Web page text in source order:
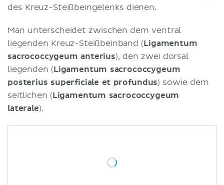
des Kreuz-Steißbeingelenks dienen.
Man unterscheidet zwischen dem ventral
liegenden Kreuz-Steißbeinband (Ligamentum
sacrococcygeum anterius), den zwei dorsal
liegenden (Ligamentum sacrococcygeum
posterius superficiale et profundus) sowie dem
seitlichen (Ligamentum sacrococcygeum
laterale).